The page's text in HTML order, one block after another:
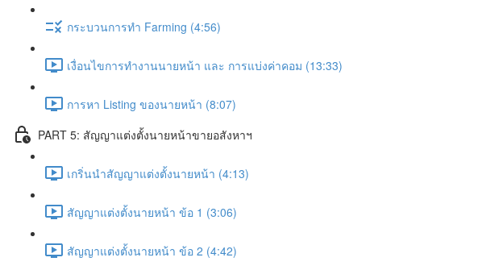
กระบวนการทำ Farming (4:56)
เงื่อนไขการทำงานนายหน้า และ การแบ่งค่าคอม (13:33)
การหา Listing ของนายหน้า (8:07)
PART 5: สัญญาแต่งตั้งนายหน้าขายอสังหาฯ
เกริ่นนำสัญญาแต่งตั้งนายหน้า (4:13)
สัญญาแต่งตั้งนายหน้า ข้อ 1 (3:06)
สัญญาแต่งตั้งนายหน้า ข้อ 2 (4:42)